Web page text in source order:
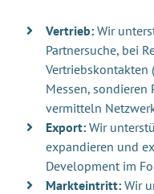
Vertrieb: Wir
Partnersuche, bei
Vertriebskontakten
Messen,
vermitteln
Export: Wir
expandieren und
Development im
Markteintritt: Wir